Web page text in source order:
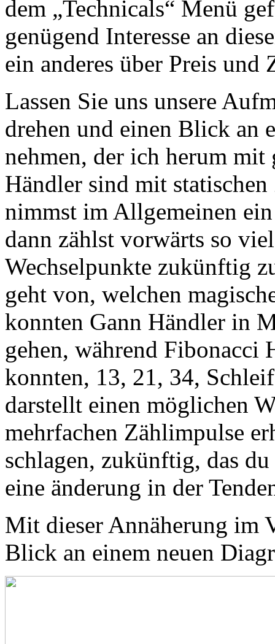
dem „Technicals“ Menü
genügend Interesse an
ein anderes über Preis und
Lassen Sie uns unsere
drehen und einen Blick an
nehmen, der ich herum mit
Händler sind mit
nimmst im Allgemeinen
dann zählst vorwärts so
Wechselpunkte zukünftig
geht von, welchen
konnten Gann Händler in
gehen, während Fibonacci
konnten, 13, 21, 34,
darstellt einen möglichen
mehrfachen Zählimpulse
schlagen, zukünftig, das
eine änderung in der
Mit dieser Annäherung im
Blick an einem neuen